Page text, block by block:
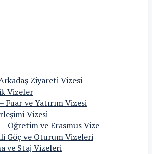
Ziyareti Vizesi
Vizeler
Fuar ve Yatırım Vizesi
Vizesi
Öğretim ve Erasmus Vize
Göç ve Oturum Vizeleri
ve Staj Vizeleri